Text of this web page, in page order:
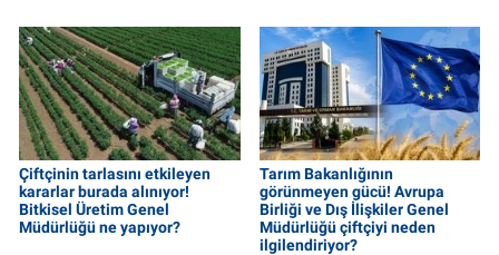
Çiftçinin tarlasını etkileyen
kararlar burada alınıyor!
Bitkisel Üretim Genel
Müdürlüğü ne yapıyor?
Tarım Bakanlığının
görünmeyen gücü! Avrupa
Birliği ve Dış İlişkiler Genel
Müdürlüğü çiftçiyi neden
ilgilendiriyor?